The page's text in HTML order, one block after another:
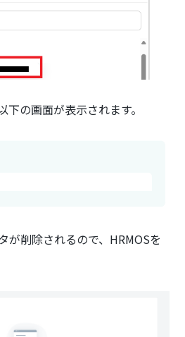
の画面が表示されます。
が削除されるので、HRMOSを